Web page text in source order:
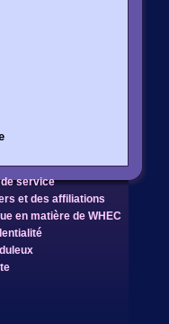
service
et des affiliations
en matière de WHEC